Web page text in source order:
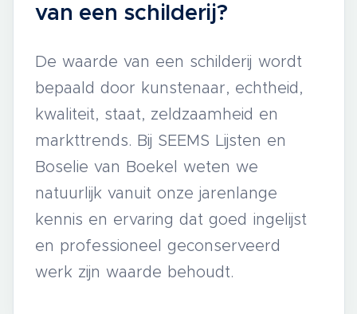
van een schilderij?
De waarde van een schilderij wordt
bepaald door kunstenaar, echtheid,
kwaliteit, staat, zeldzaamheid en
markttrends. Bij SEEMS Lijsten en
Boselie van Boekel weten we
natuurlijk vanuit onze jarenlange
kennis en ervaring dat goed ingelijst
en professioneel geconserveerd
werk zijn waarde behoudt.